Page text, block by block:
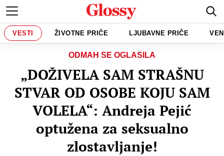
VESTI ŽIVOTNE PRIČE LJUBAVNE PRIČE
ODMAH SE OGLASILA
„DOŽIVELA SAM STRAŠNU
STVAR OD OSOBE KOJU SAM
VOLELA“: Andreja Pejić
optužena za seksualno
zlostavljanje!